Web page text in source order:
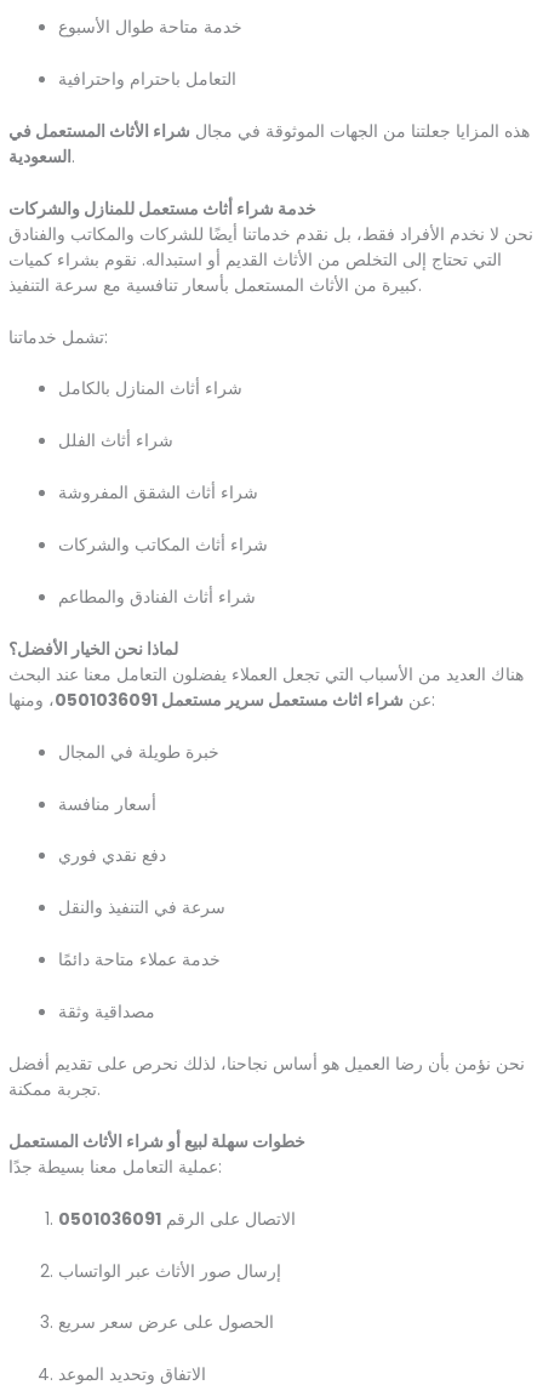
خدمة متاحة طوال الأسبوع
التعامل باحترام واحترافية
هذه المزايا جعلتنا من الجهات الموثوقة في مجال شراء الأثاث المستعمل في
السعودية.
خدمة شراء أثاث مستعمل للمنازل والشركات
نحن لا نخدم الأفراد فقط، بل نقدم خدماتنا أيضًا للشركات والمكاتب والفنادق
التي تحتاج إلى التخلص من الأثاث القديم أو استبداله. نقوم بشراء كميات
كبيرة من الأثاث المستعمل بأسعار تنافسية مع سرعة التنفيذ.
تشمل خدماتنا:
شراء أثاث المنازل بالكامل
شراء أثاث الفلل
شراء أثاث الشقق المفروشة
شراء أثاث المكاتب والشركات
شراء أثاث الفنادق والمطاعم
لماذا نحن الخيار الأفضل؟
هناك العديد من الأسباب التي تجعل العملاء يفضلون التعامل معنا عند البحث
عن شراء اثاث مستعمل سرير مستعمل 0501036091 ، ومنها:
خبرة طويلة في المجال
أسعار منافسة
دفع نقدي فوري
سرعة في التنفيذ والنقل
خدمة عملاء متاحة دائمًا
مصداقية وثقة
نحن نؤمن بأن رضا العميل هو أساس نجاحنا، لذلك نحرص على تقديم أفضل
تجربة ممكنة.
خطوات سهلة لبيع أو شراء الأثاث المستعمل
عملية التعامل معنا بسيطة جدًا:
الاتصال على الرقم 0501036091
إرسال صور الأثاث عبر الواتساب
الحصول على عرض سعر سريع
الاتفاق وتحديد الموعد